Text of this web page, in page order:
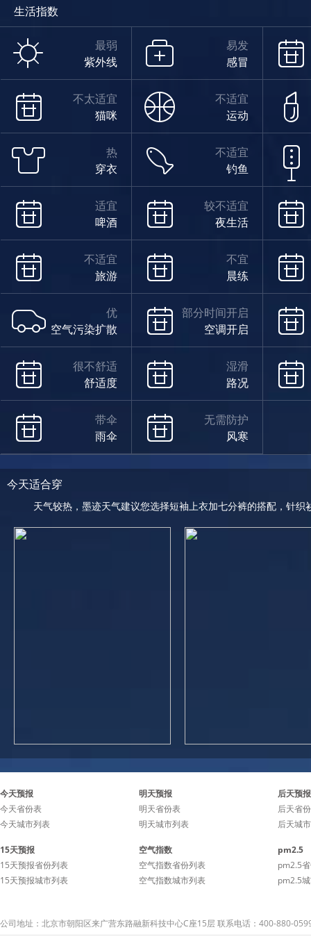
生活指数
最弱
紫外线
易发
感冒
不太适宜
猫咪
不适宜
运动
热
穿衣
不适宜
钓鱼
适宜
啤酒
较不适宜
夜生活
不适宜
旅游
不宜
晨练
优
空气污染扩散
部分时间开启
空调开启
很不舒适
舒适度
湿滑
路况
带伞
雨伞
无需防护
风寒
今天适合穿
天气较热，墨迹天气建议您选择短袖上衣加七分裤的搭配，针织
今天预报
今天省份表
今天城市列表
明天预报
明天省份表
明天城市列表
后天预报
后天省
后天城
15天预报
15天预报省份列表
15天预报城市列表
空气指数
空气指数省份列表
空气指数城市列表
pm2.5
pm2.5
pm2.5
公司地址：北京市朝阳区来广营东路融新科技中心C座15层 联系电话：400-880-